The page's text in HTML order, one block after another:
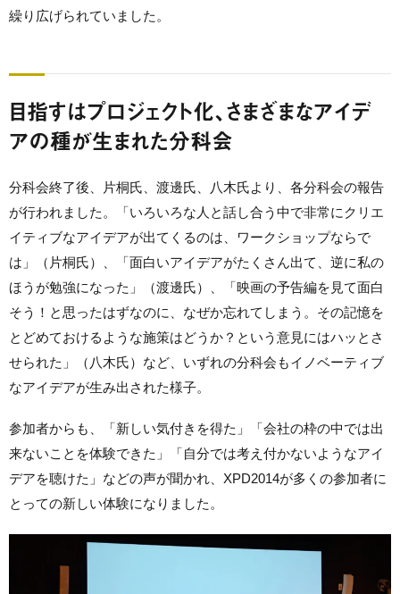
繰り広げられていました。
目指すはプロジェクト化、さまざまなアイデ
アの種が生まれた分科会
分科会終了後、片桐氏、渡邊氏、八木氏より、各分科会の報告
が行われました。「いろいろな人と話し合う中で非常にクリエ
イティブなアイデアが出てくるのは、ワークショップならで
は」（片桐氏）、「面白いアイデアがたくさん出て、逆に私の
ほうが勉強になった」（渡邊氏）、「映画の予告編を見て面白
そう！と思ったはずなのに、なぜか忘れてしまう。その記憶を
とどめておけるような施策はどうか？という意見にはハッとさ
せられた」（八木氏）など、いずれの分科会もイノベーティブ
なアイデアが生み出された様子。
参加者からも、「新しい気付きを得た」「会社の枠の中では出
来ないことを体験できた」「自分では考え付かないようなアイ
デアを聴けた」などの声が聞かれ、XPD2014が多くの参加者に
とっての新しい体験になりました。